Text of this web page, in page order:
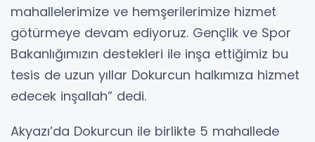
mahallelerimize ve hemşerilerimize hizmet
götürmeye devam ediyoruz. Gençlik ve Spor
Bakanlığımızın destekleri ile inşa ettiğimiz bu
tesis de uzun yıllar Dokurcun halkımıza hizmet
edecek inşallah” dedi.
Akyazı’da Dokurcun ile birlikte 5 mahallede